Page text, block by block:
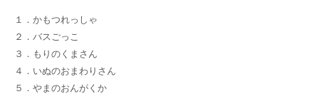
１．かもつれっしゃ
２．バスごっこ
３．もりのくまさん
４．いぬのおまわりさん
５．やまのおんがくか